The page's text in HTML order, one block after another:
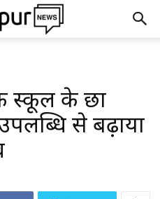
के छात्र
से बढ़ाया